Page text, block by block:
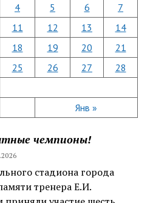
Янв »
4 5 6
7
11 12 13
14
18 19 20
21
25 26 27
28
чемпионы!
стадиона города
тренера Е.И.